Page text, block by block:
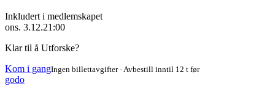
Inkludert i medlemskapet
ons. 3.12.21:00
Klar til å Utforske?
Kom i gangIngen billettavgifter · Avbestill inntil 12 t før
godo